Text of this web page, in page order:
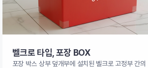
벨크로 타입, 포장 BOX
포장 박스 상부 덮개부에 설치된 벨크로 고정부 간의